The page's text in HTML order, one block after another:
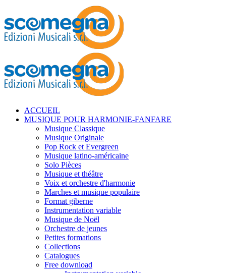
ACCUEIL
MUSIQUE POUR HARMONIE-FANFARE
Musique Classique
Musique Originale
Pop Rock et Evergreen
Musique latino-américaine
Solo Pièces
Musique et théâtre
Voix et orchestre d'harmonie
Marches et musique populaire
Format giberne
Instrumentation variable
Musique de Noël
Orchestre de jeunes
Petites formations
Collections
Catalogues
Free download